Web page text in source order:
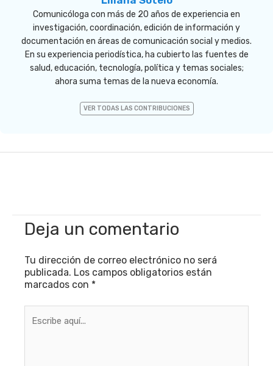
Comunicóloga con más de 20 años de experiencia en
investigación, coordinación, edición de información y
documentación en áreas de comunicación social y medios.
En su experiencia periodística, ha cubierto las fuentes de
salud, educación, tecnología, política y temas sociales;
ahora suma temas de la nueva economía.
VER TODAS LAS CONTRIBUCIONES
Deja un comentario
Tu dirección de correo electrónico no será
publicada. Los campos obligatorios están
marcados con *
aquí...